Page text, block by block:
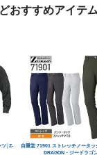
おすすめアイテ
ツ│Z-
自重堂 71901 ストレッチノータッ
DRAGON・ジードラゴ